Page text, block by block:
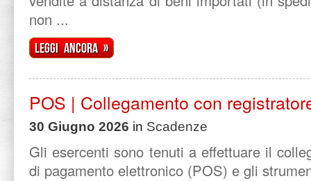
non ...
Leggi ancora »
POS | Collegamento con
30 Giugno 2026 in Scadenze
Gli esercenti sono tenuti a effettuare il
di pagamento elettronico (POS) e gli